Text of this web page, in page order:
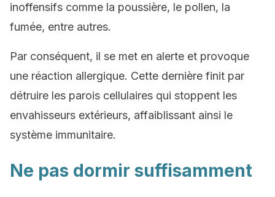
inoffensifs comme la poussière, le pollen, la
fumée, entre autres.
Par conséquent, il se met en alerte et provoque
une réaction allergique. Cette dernière finit par
détruire les parois cellulaires qui stoppent les
envahisseurs extérieurs, affaiblissant ainsi le
système immunitaire.
Ne pas dormir suffisamment